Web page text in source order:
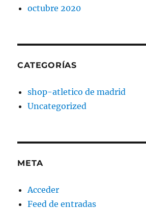
octubre 2020
CATEGORÍAS
shop-atletico de madrid
Uncategorized
META
Acceder
Feed de entradas